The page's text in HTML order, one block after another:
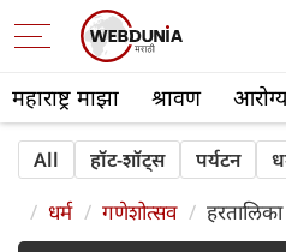
महाराष्ट्र माझा श्रावण आरोग्य
All हॉट-शॉट्‍स पर्यटन
धर्म गणेशोत्सव